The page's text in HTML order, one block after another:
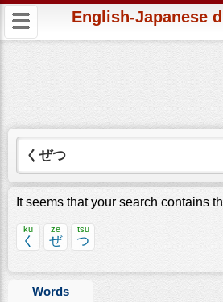
English-Japanese
It seems that your search contains
く
ku
ぜ
ze
つ
tsu
Words